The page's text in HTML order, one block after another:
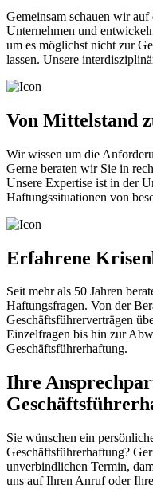
Gemeinsam schauen wir
Unternehmen und
um es möglichst nicht zur
lassen. Unsere
Von Mittelstand
Wir wissen um die
Gerne beraten wir Sie in
Unsere Expertise ist in der
Haftungssituationen von
Erfahrene
Seit mehr als 50 Jahren
Haftungsfragen. Von der
Geschäftsführerverträgen
Einzelfragen bis hin zur
Geschäftsführerhaftung.
Ihre
Sie wünschen ein
Geschäftsführerhaftung?
unverbindlichen Termin,
uns auf Ihren Anruf oder